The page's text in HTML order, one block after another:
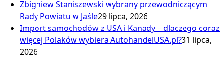
Zbigniew Staniszewski wybrany przewodniczącym
Rady Powiatu w Jaśle29 lipca, 2026
Import samochodów z USA i Kanady – dlaczego coraz
więcej Polaków wybiera AutohandelUSA.pl?31 lipca,
2026